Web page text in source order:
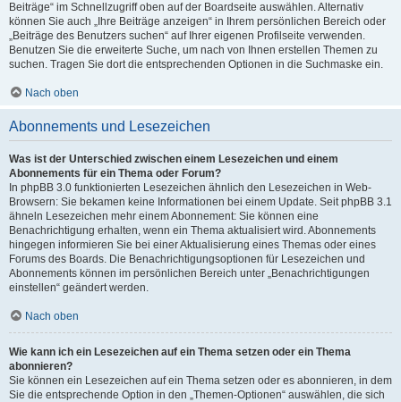
Beiträge“ im Schnellzugriff oben auf der Boardseite auswählen. Alternativ
können Sie auch „Ihre Beiträge anzeigen“ in Ihrem persönlichen Bereich oder
„Beiträge des Benutzers suchen“ auf Ihrer eigenen Profilseite verwenden.
Benutzen Sie die erweiterte Suche, um nach von Ihnen erstellen Themen zu
suchen. Tragen Sie dort die entsprechenden Optionen in die Suchmaske ein.
Nach oben
Abonnements und Lesezeichen
Was ist der Unterschied zwischen einem Lesezeichen und einem
Abonnements für ein Thema oder Forum?
In phpBB 3.0 funktionierten Lesezeichen ähnlich den Lesezeichen in Web-
Browsern: Sie bekamen keine Informationen bei einem Update. Seit phpBB 3.1
ähneln Lesezeichen mehr einem Abonnement: Sie können eine
Benachrichtigung erhalten, wenn ein Thema aktualisiert wird. Abonnements
hingegen informieren Sie bei einer Aktualisierung eines Themas oder eines
Forums des Boards. Die Benachrichtigungsoptionen für Lesezeichen und
Abonnements können im persönlichen Bereich unter „Benachrichtigungen
einstellen“ geändert werden.
Nach oben
Wie kann ich ein Lesezeichen auf ein Thema setzen oder ein Thema
abonnieren?
Sie können ein Lesezeichen auf ein Thema setzen oder es abonnieren, in dem
Sie die entsprechende Option in den „Themen-Optionen“ auswählen, die sich